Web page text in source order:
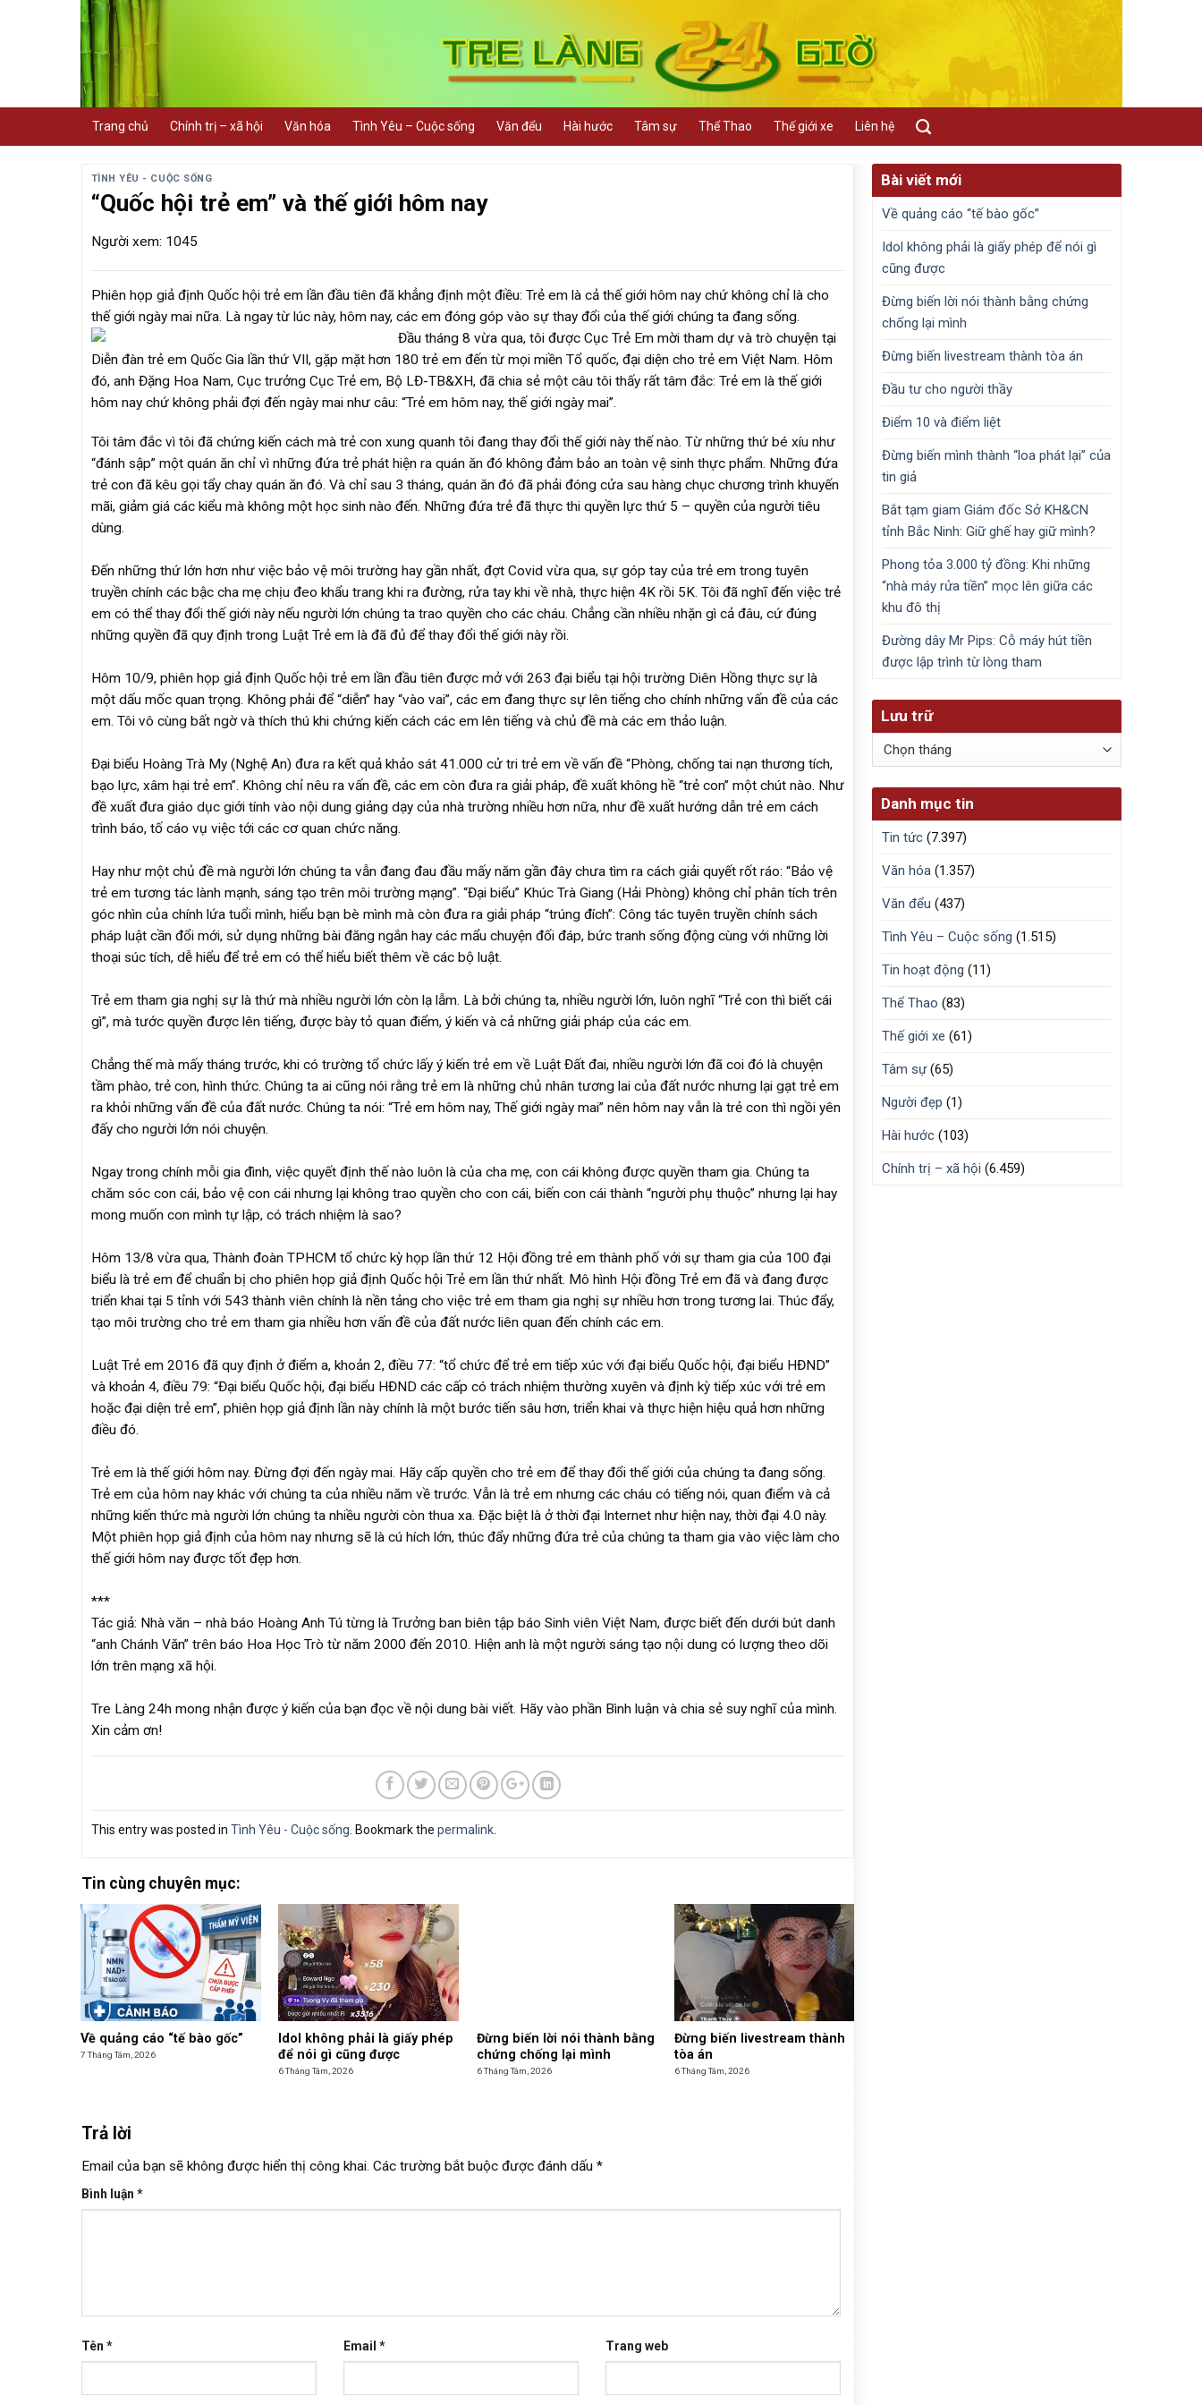
Trang chủ Chính trị – xã hội Văn hóa Tình Yêu – Cuộc sống Văn đểu Hài hước Tâm sự Thể Thao Thế giới xe Liên hệ
TÌNH YÊU - CUỘC SỐNG
“Quốc hội trẻ em” và thế giới hôm nay
Người xem: 1045
Phiên họp giả định Quốc hội trẻ em lần đầu tiên đã khẳng định một điều: Trẻ em là cả thế giới hôm nay chứ không chỉ là cho
thế giới ngày mai nữa. Là ngay từ lúc này, hôm nay, các em đóng góp vào sự thay đổi của thế giới chúng ta đang sống.
Đầu tháng 8 vừa qua, tôi được Cục Trẻ Em mời tham dự và trò chuyện tại
Diễn đàn trẻ em Quốc Gia lần thứ VII, gặp mặt hơn 180 trẻ em đến từ mọi miền Tổ quốc, đại diện cho trẻ em Việt Nam. Hôm
đó, anh Đặng Hoa Nam, Cục trưởng Cục Trẻ em, Bộ LĐ-TB&XH, đã chia sẻ một câu tôi thấy rất tâm đắc: Trẻ em là thế giới
hôm nay chứ không phải đợi đến ngày mai như câu: “Trẻ em hôm nay, thế giới ngày mai”.
Tôi tâm đắc vì tôi đã chứng kiến cách mà trẻ con xung quanh tôi đang thay đổi thế giới này thế nào. Từ những thứ bé xíu như
“đánh sập” một quán ăn chỉ vì những đứa trẻ phát hiện ra quán ăn đó không đảm bảo an toàn vệ sinh thực phẩm. Những đứa
trẻ con đã kêu gọi tẩy chay quán ăn đó. Và chỉ sau 3 tháng, quán ăn đó đã phải đóng cửa sau hàng chục chương trình khuyến
mãi, giảm giá các kiểu mà không một học sinh nào đến. Những đứa trẻ đã thực thi quyền lực thứ 5 – quyền của người tiêu
dùng.
Đến những thứ lớn hơn như việc bảo vệ môi trường hay gần nhất, đợt Covid vừa qua, sự góp tay của trẻ em trong tuyên
truyền chính các bậc cha mẹ chịu đeo khẩu trang khi ra đường, rửa tay khi về nhà, thực hiện 4K rồi 5K. Tôi đã nghĩ đến việc trẻ
em có thể thay đổi thế giới này nếu người lớn chúng ta trao quyền cho các cháu. Chẳng cần nhiều nhặn gì cả đâu, cứ đúng
những quyền đã quy định trong Luật Trẻ em là đã đủ để thay đổi thế giới này rồi.
Hôm 10/9, phiên họp giả định Quốc hội trẻ em lần đầu tiên được mở với 263 đại biểu tại hội trường Diên Hồng thực sự là
một dấu mốc quan trọng. Không phải để “diễn” hay “vào vai”, các em đang thực sự lên tiếng cho chính những vấn đề của các
em. Tôi vô cùng bất ngờ và thích thú khi chứng kiến cách các em lên tiếng và chủ đề mà các em thảo luận.
Đại biểu Hoàng Trà My (Nghệ An) đưa ra kết quả khảo sát 41.000 cử tri trẻ em về vấn đề “Phòng, chống tai nạn thương tích,
bạo lực, xâm hại trẻ em”. Không chỉ nêu ra vấn đề, các em còn đưa ra giải pháp, đề xuất không hề “trẻ con” một chút nào. Như
đề xuất đưa giáo dục giới tính vào nội dung giảng dạy của nhà trường nhiều hơn nữa, như đề xuất hướng dẫn trẻ em cách
trình báo, tố cáo vụ việc tới các cơ quan chức năng.
Hay như một chủ đề mà người lớn chúng ta vẫn đang đau đầu mấy năm gần đây chưa tìm ra cách giải quyết rốt ráo: “Bảo vệ
trẻ em tương tác lành mạnh, sáng tạo trên môi trường mạng”. “Đại biểu” Khúc Trà Giang (Hải Phòng) không chỉ phân tích trên
góc nhìn của chính lứa tuổi mình, hiểu bạn bè mình mà còn đưa ra giải pháp “trúng đích”: Công tác tuyên truyền chính sách
pháp luật cần đổi mới, sử dụng những bài đăng ngắn hay các mẩu chuyện đối đáp, bức tranh sống động cùng với những lời
thoại súc tích, dễ hiểu để trẻ em có thể hiểu biết thêm về các bộ luật.
Trẻ em tham gia nghị sự là thứ mà nhiều người lớn còn lạ lẫm. Là bởi chúng ta, nhiều người lớn, luôn nghĩ “Trẻ con thì biết cái
gì”, mà tước quyền được lên tiếng, được bày tỏ quan điểm, ý kiến và cả những giải pháp của các em.
Chẳng thế mà mấy tháng trước, khi có trường tổ chức lấy ý kiến trẻ em về Luật Đất đai, nhiều người lớn đã coi đó là chuyện
tầm phào, trẻ con, hình thức. Chúng ta ai cũng nói rằng trẻ em là những chủ nhân tương lai của đất nước nhưng lại gạt trẻ em
ra khỏi những vấn đề của đất nước. Chúng ta nói: “Trẻ em hôm nay, Thế giới ngày mai” nên hôm nay vẫn là trẻ con thì ngồi yên
đấy cho người lớn nói chuyện.
Ngay trong chính mỗi gia đình, việc quyết định thế nào luôn là của cha mẹ, con cái không được quyền tham gia. Chúng ta
chăm sóc con cái, bảo vệ con cái nhưng lại không trao quyền cho con cái, biến con cái thành “người phụ thuộc” nhưng lại hay
mong muốn con mình tự lập, có trách nhiệm là sao?
Hôm 13/8 vừa qua, Thành đoàn TPHCM tổ chức kỳ họp lần thứ 12 Hội đồng trẻ em thành phố với sự tham gia của 100 đại
biểu là trẻ em để chuẩn bị cho phiên họp giả định Quốc hội Trẻ em lần thứ nhất. Mô hình Hội đồng Trẻ em đã và đang được
triển khai tại 5 tỉnh với 543 thành viên chính là nền tảng cho việc trẻ em tham gia nghị sự nhiều hơn trong tương lai. Thúc đẩy,
tạo môi trường cho trẻ em tham gia nhiều hơn vấn đề của đất nước liên quan đến chính các em.
Luật Trẻ em 2016 đã quy định ở điểm a, khoản 2, điều 77: “tổ chức để trẻ em tiếp xúc với đại biểu Quốc hội, đại biểu HĐND”
và khoản 4, điều 79: “Đại biểu Quốc hội, đại biểu HĐND các cấp có trách nhiệm thường xuyên và định kỳ tiếp xúc với trẻ em
hoặc đại diện trẻ em”, phiên họp giả định lần này chính là một bước tiến sâu hơn, triển khai và thực hiện hiệu quả hơn những
điều đó.
Trẻ em là thế giới hôm nay. Đừng đợi đến ngày mai. Hãy cấp quyền cho trẻ em để thay đổi thế giới của chúng ta đang sống.
Trẻ em của hôm nay khác với chúng ta của nhiều năm về trước. Vẫn là trẻ em nhưng các cháu có tiếng nói, quan điểm và cả
những kiến thức mà người lớn chúng ta nhiều người còn thua xa. Đặc biệt là ở thời đại Internet như hiện nay, thời đại 4.0 này.
Một phiên họp giả định của hôm nay nhưng sẽ là cú hích lớn, thúc đẩy những đứa trẻ của chúng ta tham gia vào việc làm cho
thế giới hôm nay được tốt đẹp hơn.
***
Tác giả: Nhà văn – nhà báo Hoàng Anh Tú từng là Trưởng ban biên tập báo Sinh viên Việt Nam, được biết đến dưới bút danh
“anh Chánh Văn” trên báo Hoa Học Trò từ năm 2000 đến 2010. Hiện anh là một người sáng tạo nội dung có lượng theo dõi
lớn trên mạng xã hội.
Tre Làng 24h mong nhận được ý kiến của bạn đọc về nội dung bài viết. Hãy vào phần Bình luận và chia sẻ suy nghĩ của mình.
Xin cảm ơn!
This entry was posted in Tình Yêu - Cuộc sống. Bookmark the permalink.
Tin cùng chuyên mục:
Về quảng cáo “tế bào gốc”
7 Tháng Tám, 2026
Idol không phải là giấy phép
để nói gì cũng được
6 Tháng Tám, 2026
Đừng biến lời nói thành bằng
chứng chống lại mình
6 Tháng Tám, 2026
Đừng biến livestream thành
tòa án
6 Tháng Tám, 2026
Trả lời
Email của bạn sẽ không được hiển thị công khai. Các trường bắt buộc được đánh dấu *
Bình luận *
Tên * Email * Trang web
Bài viết mới
Về quảng cáo “tế bào gốc”
Idol không phải là giấy phép để nói gì
cũng được
Đừng biến lời nói thành bằng chứng
chống lại mình
Đừng biến livestream thành tòa án
Đầu tư cho người thầy
Điểm 10 và điểm liệt
Đừng biến mình thành “loa phát lại” của
tin giả
Bắt tạm giam Giám đốc Sở KH&CN
tỉnh Bắc Ninh: Giữ ghế hay giữ mình?
Phong tỏa 3.000 tỷ đồng: Khi những
“nhà máy rửa tiền” mọc lên giữa các
khu đô thị
Đường dây Mr Pips: Cỗ máy hút tiền
được lập trình từ lòng tham
Lưu trữ
Lưu
Danh mục tin
Tin tức (7.397)
Văn hóa (1.357)
Văn đểu (437)
Tình Yêu – Cuộc sống (1.515)
Tin hoạt động (11)
Thể Thao (83)
Thế giới xe (61)
Tâm sự(65)
Người đẹp (1)
Hài hước (103)
Chính trị – xã hội (6.459)